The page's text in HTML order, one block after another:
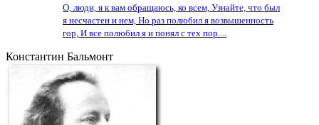
О, люди, я к вам обращаюсь, ко всем, Узнайте, что был
я несчастен и нем, Но раз полюбил я возвышенность
гор, И все полюбил я и понял с тех пор....
Константин Бальмонт